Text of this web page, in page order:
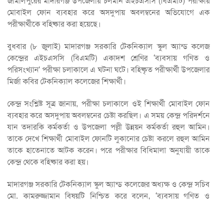
মোবাইল ফোন ব্যবহার করে অসদুপায় অবলম্বনের অভিযোগে এক
পরীক্ষার্থীকে বহিষ্কার করা হয়েছে।
বুধবার (৮ জুলাই) মাদারগঞ্জ সরকারি টেকনিক্যাল স্কুল অ্যান্ড কলেজ
কেন্দ্রের এইচএসসি (বিএমটি) একাদশ শ্রেণির ‘ব্যবসায় গণিত ও
পরিসংখ্যান’ পরীক্ষা চলাকালে এ ঘটনা ঘটে। বহিষ্কৃত পরীক্ষার্থী উপজেলার
মির্জা কবির টেকনিক্যাল কলেজের শিক্ষার্থী।
কেন্দ্র সংশ্লিষ্ট সূত্র জানায়, পরীক্ষা চলাকালে ওই শিক্ষার্থী মোবাইল ফোন
ব্যবহার করে অসদুপায় অবলম্বনের চেষ্টা করছিল। এ সময় কেন্দ্র পরিদর্শনে
যান তদারকি কর্মকর্তা ও উপজেলা পল্লী উন্নয়ন কর্মকর্তা রহুল আমিন।
তাকে দেখে শিক্ষার্থী মোবাইল ফোনটি লুকানোর চেষ্টা করলে রহুল আমিন
তাকে হাতেনাতে আটক করেন। পরে পরীক্ষার বিধিমালা অনুযায়ী তাকে
কেন্দ্র থেকে বহিষ্কার করা হয়।
মাদারগঞ্জ সরকারি টেকনিক্যাল স্কুল অ্যান্ড কলেজের অধ্যক্ষ ও কেন্দ্র সচিব
মো. কামরুজ্জামান বিষয়টি নিশ্চিত করে বলেন, ‘ব্যবসায় গণিত ও